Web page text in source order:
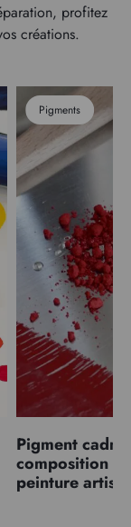
profitez
créations.
Pigments
Pigment
composition
peinture